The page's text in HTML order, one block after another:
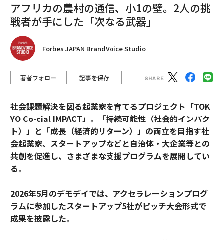
アフリカの農村の通信、小1の壁。2人の挑
戦者が手にした「次なる武器」
Forbes JAPAN BrandVoice Studio
著者フォロー 記事を保存
社会課題解決を図る起業家を育てるプロジェクト「TOK
YO Co-cial IMPACT」。
「持続可能性（社会的インパク
ト）」と「成長（経済的リターン）」の両立を目指す社
会起業家、スタートアップなどと自治体・大企業等との
共創を促進し、さまざまな支援プログラムを展開してい
る。
2026年5月のデモデイでは、アクセラレーションプログ
ラムに参加したスタートアップ5社がピッチ大会形式で
成果を披露した。